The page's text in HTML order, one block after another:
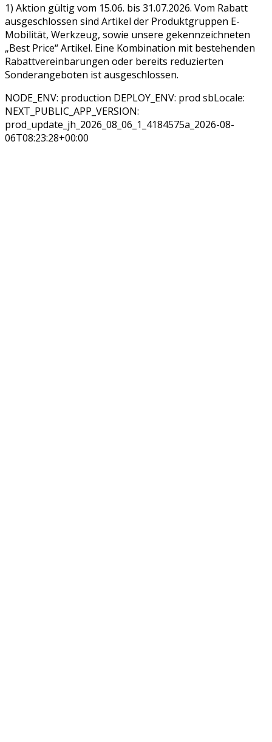
1) Aktion gültig vom 15.06. bis 31.07.2026. Vom Rabatt
ausgeschlossen sind Artikel der Produktgruppen E-
Mobilität, Werkzeug, sowie unsere gekennzeichneten
„Best Price“ Artikel. Eine Kombination mit bestehenden
Rabattvereinbarungen oder bereits reduzierten
Sonderangeboten ist ausgeschlossen.
NODE_ENV: production DEPLOY_ENV: prod sbLocale:
NEXT_PUBLIC_APP_VERSION:
prod_update_jh_2026_08_06_1_4184575a_2026-08-
06T08:23:28+00:00